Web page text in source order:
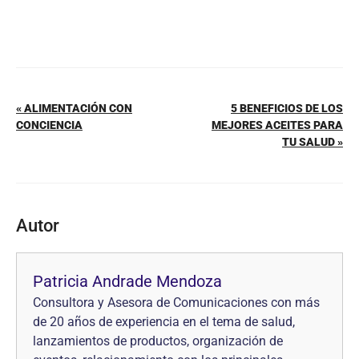
« ALIMENTACIÓN CON
CONCIENCIA
5 BENEFICIOS DE LOS
MEJORES ACEITES PARA
TU SALUD »
Autor
Patricia Andrade Mendoza
Consultora y Asesora de Comunicaciones con más
de 20 años de experiencia en el tema de salud,
lanzamientos de productos, organización de